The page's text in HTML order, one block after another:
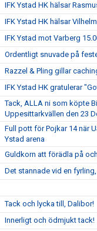
IFK Ystad HK hälsar
IFK Ystad HK hälsar
IFK Ystad mot Varberg
Ordentligt snuvade på
Razzel & Pling gillar
IFK Ystad HK gratulerar
Tack, ALLA ni som köpte
Uppesittarkvällen den 23
Full pott för Pojkar 14 när
Ystad arena
Guldkorn att förädla på
Det stannade vid en
Tack och lycka till, Dalibor!
Innerligt och ödmjukt tack!